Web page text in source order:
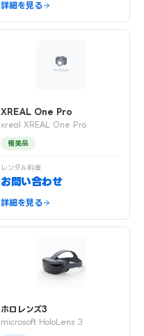
詳細を見る
XREAL One Pro
xreal XREAL One Pro
極美品
レンタル料金
お問い合わせ
詳細を見る
ホロレンズ3
microsoft HoloLens 3